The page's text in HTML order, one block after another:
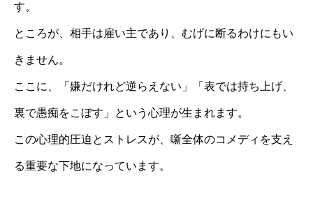
す。
ところが、相手は雇い主であり、むげに断るわけにもい
きません。
ここに、「嫌だけれど逆らえない」「表では持ち上げ、
裏で愚痴をこぼす」という心理が生まれます。
この心理的圧迫とストレスが、噺全体のコメディを支え
る重要な下地になっています。